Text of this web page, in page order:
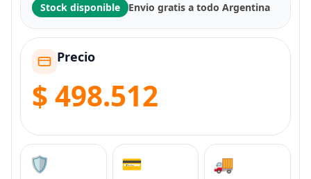
Stock disponible Envio gratis a todo Argentina
Precio
$ 498.512
🛡️ 💳 🚚